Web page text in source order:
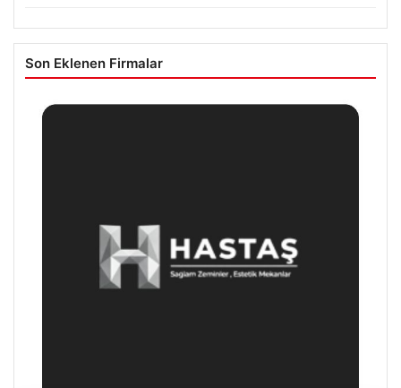
Son Eklenen Firmalar